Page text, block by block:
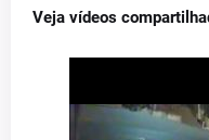
Veja vídeos